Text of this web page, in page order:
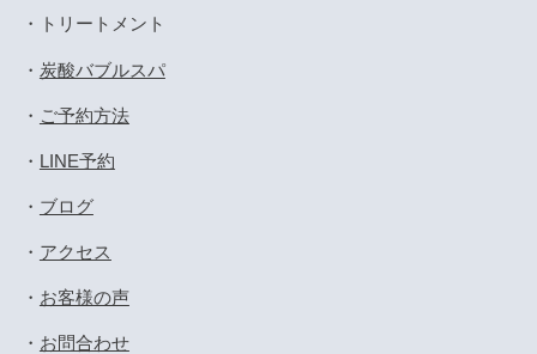
・ トリートメント
・ 炭酸バブルスパ
・ ご予約方法
・ LINE予約
・ ブログ
・ アクセス
・ お客様の声
・ お問合わせ